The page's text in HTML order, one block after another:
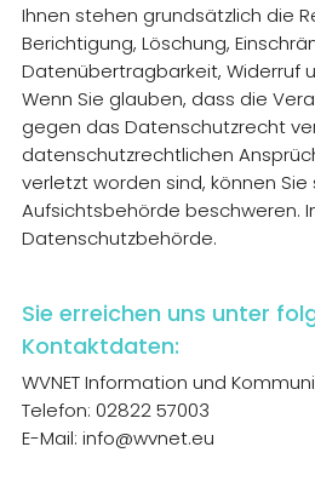
Ihnen stehen grundsätzlich die
Berichtigung, Löschung,
Datenübertragbarkeit, Widerruf
Wenn Sie glauben, dass die
gegen das Datenschutzrecht
datenschutzrechtlichen
verletzt worden sind, können Sie
Aufsichtsbehörde beschweren.
Datenschutzbehörde.
Sie erreichen uns unter
Kontaktdaten:
WVNET Information und
Telefon: 02822 57003
E-Mail: info@wvnet.eu